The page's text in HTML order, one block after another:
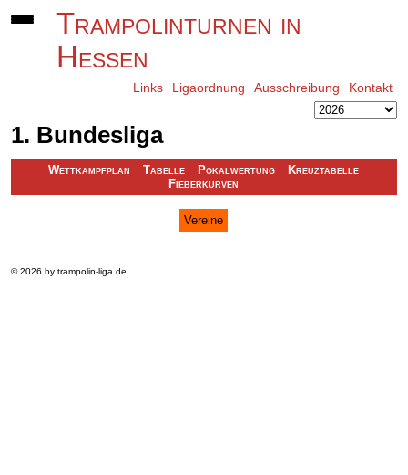
Trampolinturnen in
Hessen
Links Ligaordnung Ausschreibung Kontakt
1. Bundesliga
Wettkampfplan Tabelle Pokalwertung
Kreuztabelle
Fieberkurven
Vereine
© 2026 by trampolin-liga.de